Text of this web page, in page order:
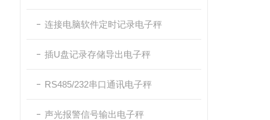
连接电脑软件定时记录电子秤
插U盘记录存储导出电子秤
RS485/232串口通讯电子秤
声光报警信号输出电子秤